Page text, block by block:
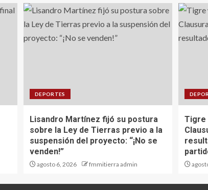
DEPORTES
Lisandro Martínez fijó su postura
sobre la Ley de Tierras previo a la
suspensión del proyecto: “¡No se
venden!”
agosto 6, 2026 fmmitierra admin
Tigre